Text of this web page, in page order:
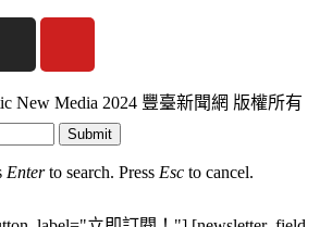
New Media 2024 豐臺新聞網 版權所有
Submit
Enterto search. Press Esc to cancel.